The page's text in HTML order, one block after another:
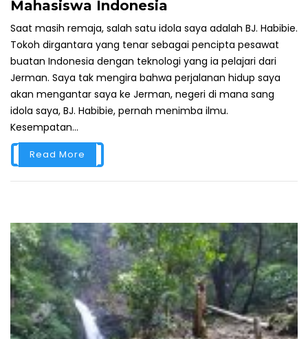
Mahasiswa Indonesia
Saat masih remaja, salah satu idola saya adalah BJ. Habibie.
Tokoh dirgantara yang tenar sebagai pencipta pesawat
buatan Indonesia dengan teknologi yang ia pelajari dari
Jerman. Saya tak mengira bahwa perjalanan hidup saya
akan mengantar saya ke Jerman, negeri di mana sang
idola saya, BJ. Habibie, pernah menimba ilmu.
Kesempatan...
Read More